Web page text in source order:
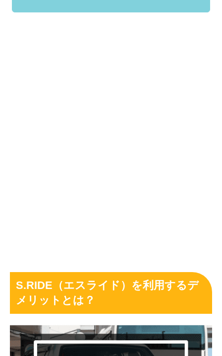
S.RIDE（エスライド）を利用するデ
メリットとは？